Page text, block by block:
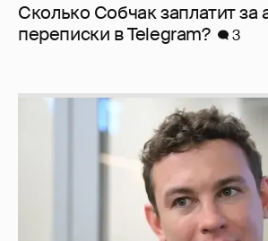
Сколько Собчак заплатит за
перeписки в Telegram?
3